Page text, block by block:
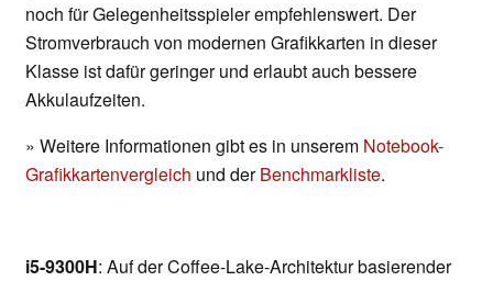
noch für Gelegenheitsspieler empfehlenswert. Der
Stromverbrauch von modernen Grafikkarten in dieser
Klasse ist dafür geringer und erlaubt auch bessere
Akkulaufzeiten.
» Weitere Informationen gibt es in unserem Notebook-
Grafikkartenvergleich und derBenchmarkliste.
i5-9300H: Auf der Coffee-Lake-Architektur basierender